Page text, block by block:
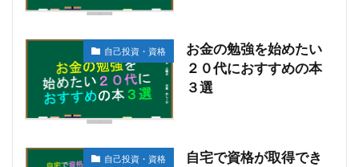
自己投資・資格
お金の勉強を始めたい
２０代におすすめの本
３選
自己投資・資格
自宅で資格が取得でき